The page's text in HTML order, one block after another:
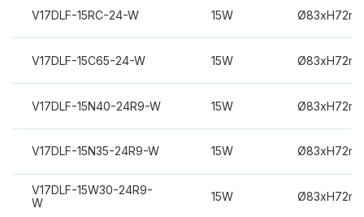
V17DLF-15RC-24-W 15W
V17DLF-15C65-24-W 15W
V17DLF-15N40-24R9-W 15W
V17DLF-15N35-24R9-W 15W
V17DLF-15W30-24R9-
W
15W